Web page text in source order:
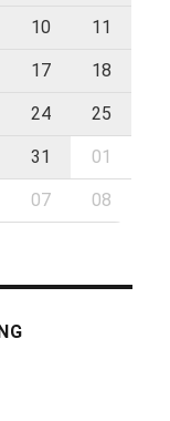
10 11
17 18
24 25
31 01
07 08